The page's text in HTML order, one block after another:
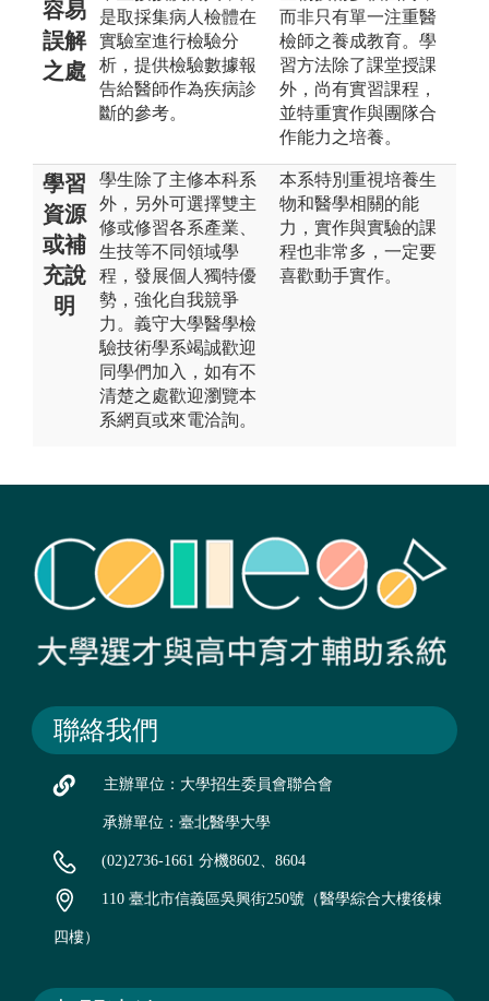
容易
誤解
之處
是取採集病人檢體在
實驗室進行檢驗分
析，提供檢驗數據報
告給醫師作為疾病診
斷的參考。
而非只有單一注重醫
檢師之養成教育。學
習方法除了課堂授課
外，尚有實習課程，
並特重實作與團隊合
作能力之培養。
學習
資源
或補
充說
明
學生除了主修本科系
外，另外可選擇雙主
修或修習各系產業、
生技等不同領域學
程，發展個人獨特優
勢，強化自我競爭
力。義守大學醫學檢
驗技術學系竭誠歡迎
同學們加入，如有不
清楚之處歡迎瀏覽本
系網頁或來電洽詢。
本系特別重視培養生
物和醫學相關的能
力，實作與實驗的課
程也非常多，一定要
喜歡動手實作。
聯絡我們
主辦單位：大學招生委員會聯合會
承辦單位：臺北醫學大學
(02)2736-1661 分機8602、8604
110 臺北市信義區吳興街250號（醫學綜合大樓後棟
四樓）